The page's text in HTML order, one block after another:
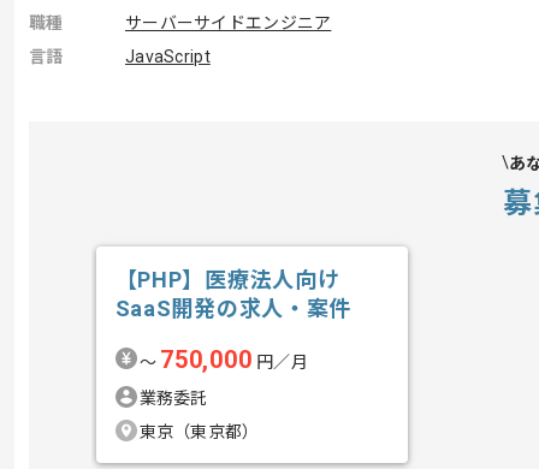
職種
サーバーサイドエンジニア
言語
JavaScript
あ
【PHP】医療法人向け
SaaS開発の求人・案件
〜 750,000 円／月
業務委託
東京（東京都）